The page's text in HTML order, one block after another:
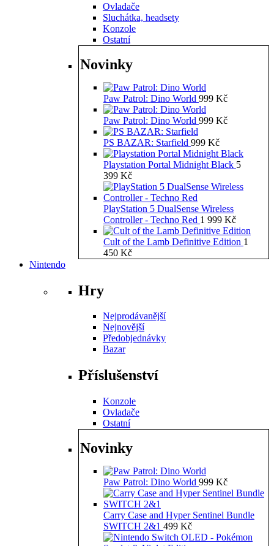
Ovladače
Sluchátka, headsety
Konzole
Ostatní
Novinky
Paw Patrol: Dino World 999 Kč
Paw Patrol: Dino World 999 Kč
PS BAZAR: Starfield 999 Kč
Playstation Portal Midnight Black 5
399 Kč
PlayStation 5 DualSense Wireless
Controller - Techno Red 1 999 Kč
Cult of the Lamb Definitive Edition 1
450 Kč
Nintendo
Hry
Nejprodávanější
Nejnovější
Předobjednávky
Bazar
Příslušenství
Konzole
Ovladače
Ostatní
Novinky
Paw Patrol: Dino World 999 Kč
Carry Case and Hyper Sentinel Bundle
SWITCH 2&1 499 Kč